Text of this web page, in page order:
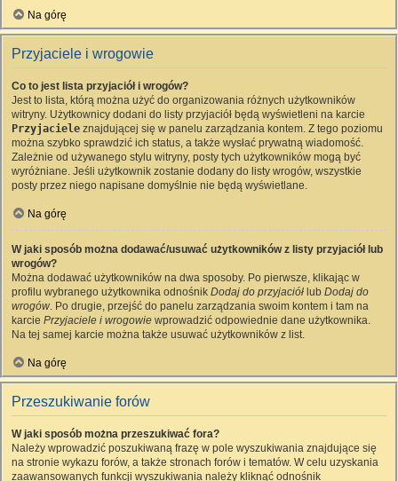
Na górę
Przyjaciele i wrogowie
Co to jest lista przyjaciół i wrogów?
Jest to lista, którą można użyć do organizowania różnych użytkowników
witryny. Użytkownicy dodani do listy przyjaciół będą wyświetleni na karcie
Przyjaciele znajdującej się w panelu zarządzania kontem. Z tego poziomu
można szybko sprawdzić ich status, a także wysłać prywatną wiadomość.
Zależnie od używanego stylu witryny, posty tych użytkowników mogą być
wyróżniane. Jeśli użytkownik zostanie dodany do listy wrogów, wszystkie
posty przez niego napisane domyślnie nie będą wyświetlane.
Na górę
W jaki sposób można dodawać/usuwać użytkowników z listy przyjaciół lub
wrogów?
Można dodawać użytkowników na dwa sposoby. Po pierwsze, klikając w
profilu wybranego użytkownika odnośnik Dodaj do przyjaciół lub Dodaj do
wrogów. Po drugie, przejść do panelu zarządzania swoim kontem i tam na
karcie Przyjaciele i wrogowie wprowadzić odpowiednie dane użytkownika.
Na tej samej karcie można także usuwać użytkowników z list.
Na górę
Przeszukiwanie forów
W jaki sposób można przeszukiwać fora?
Należy wprowadzić poszukiwaną frazę w pole wyszukiwania znajdujące się
na stronie wykazu forów, a także stronach forów i tematów. W celu uzyskania
zaawansowanych funkcji wyszukiwania należy kliknąć odnośnik